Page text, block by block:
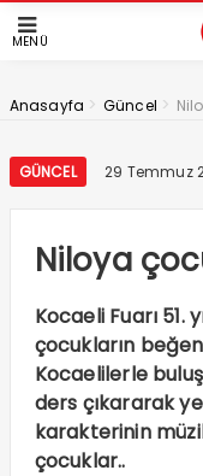
MENÜ
Anasayfa > Güncel >
GÜNCEL 29 Temmuz
Niloya
Kocaeli Fuarı 51.
çocukların
Kocaelilerle
ders çıkararak
karakterinin
çocuklar..